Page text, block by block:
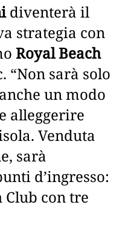
diventerà il
strategia con
Royal Beach
“Non sarà solo
un modo
alleggerire
Venduta
sarà
d’ingresso:
Club con tre